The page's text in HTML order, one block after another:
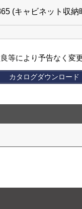
(キャビネット収納
等により予告なく変
カタログダウンロード